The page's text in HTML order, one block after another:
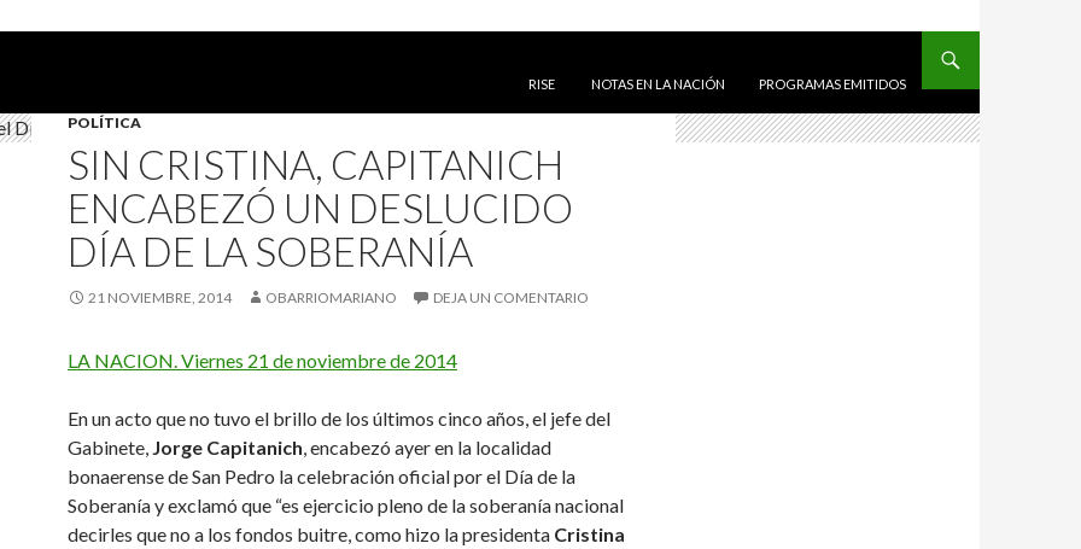
RISE NOTAS EN LA NACIÓN PROGRAMAS EMITIDOS
POLÍTICA
SIN CRISTINA, CAPITANICH
ENCABEZÓ UN DESLUCIDO
DÍA DE LA SOBERANÍA
21 NOVIEMBRE, 2014 OBARRIOMARIANO DEJA UN COMENTARIO
LA NACION. Viernes 21 de noviembre de 2014
En un acto que no tuvo el brillo de los últimos cinco años, el jefe del
Gabinete, Jorge Capitanich, encabezó ayer en la localidad
bonaerense de San Pedro la celebración oficial por el Día de la
Soberanía y exclamó que “es ejercicio pleno de la soberanía nacional
decirles que no a los fondos buitre, como hizo la presidenta Cristina